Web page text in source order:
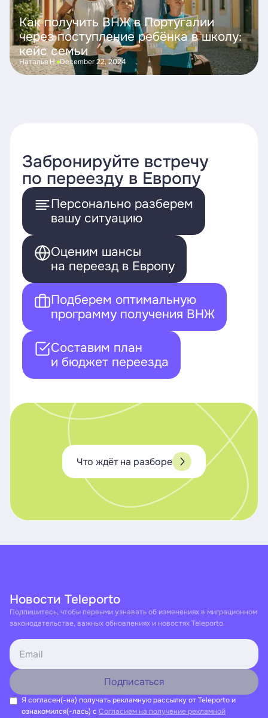
Как получить ВНЖ в Португалии
через поступление ребёнка в школу:
кейс семьи
Наталья Н. December 22, 2024
Забронируйте встречу
по переезду в Европу
Персонально разберем
вашу ситуацию
Оценим шансы
на переезд в Европу
Подберем оптимальную
программу получения ВНЖ
Составим план
и бюджет переезда
Что ждёт на разборе
Новости Teleporto
Подпишитесь, чтобы первыми узнавать об изменениях в миграционном
законодательстве, важных обновлениях и новостях Teleporto.
Я согласен(-на) получать рекламную рассылку от Teleporto и
ознакомился(-лась) с Согласием на получение рекламной